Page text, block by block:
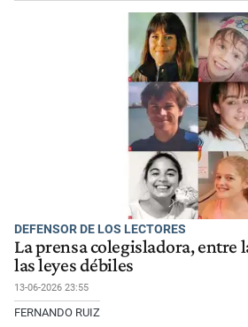
DEFENSOR DE LOS LECTORES
La prensa colegisladora, entre
las leyes débiles
13-06-2026 23:55
FERNANDO RUIZ